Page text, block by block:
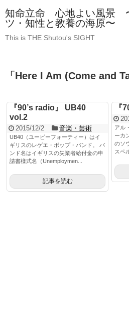
知命立命 心地よい風景
ツ・知性と教養の海原〜
This is THE Shutou's SIGHT
「 Here I Am (Come and
『90’s radio』 UB40
vol.2
2015/12/2 音楽・芸術
UB40（ユービーフォーティー）はイ
ギリスのレゲエ・ポップ・バンド。 バ
ンド名はイギリスの失業者給付金の申
請書様式名（Unemploymen...
記事を読む
『
アル
ーカ
のソ
スペ